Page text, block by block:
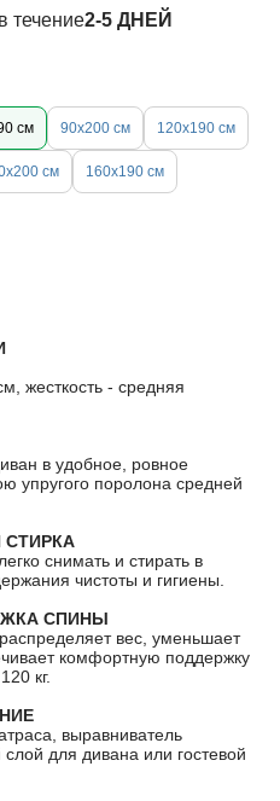
течение2-5 ДНЕЙ
см 90х200 см 120х190 см
см 160х190 см
жесткость - средняя
в удобное, ровное
упругого поролона средней
снимать и стирать в
чистоты и гигиены.
СПИНЫ
вес, уменьшает
комфортную поддержку
кг.
выравниватель
для дивана или гостевой